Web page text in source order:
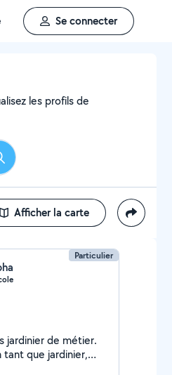
Se connecter
les profils de
Afficher la carte
Particulier
jardinier de métier.
tant que jardinier,